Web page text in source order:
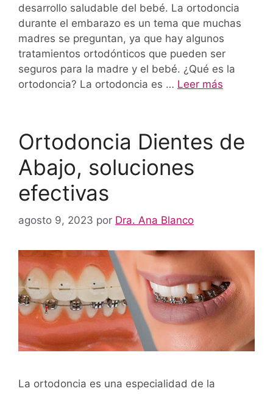
desarrollo saludable del bebé. La ortodoncia
durante el embarazo es un tema que muchas
madres se preguntan, ya que hay algunos
tratamientos ortodónticos que pueden ser
seguros para la madre y el bebé. ¿Qué es la
ortodoncia? La ortodoncia es … Leer más
Ortodoncia Dientes de
Abajo, soluciones
efectivas
agosto 9, 2023 por Dra. Ana Blanco
La ortodoncia es una especialidad de la